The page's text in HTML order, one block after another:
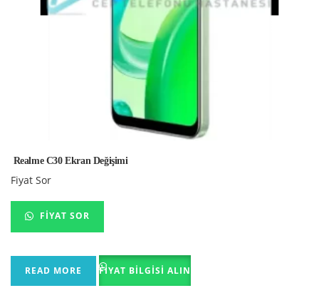
Realme C30 Ekran Değişimi
Fiyat Sor
FIYAT SOR
READ MORE FIYAT BILGISI ALIN